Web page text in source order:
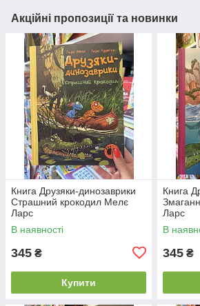
Акційні пропозиції та новинки
Книга Друзяки-динозаврики
Страшний крокодил Мелє
Ларс
В наявності
345 ₴
Купити
Книга
Ларс
В
345 ₴